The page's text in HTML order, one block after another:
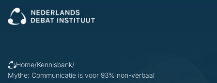
Open cursus
Incompany
Dagvoorzitters
Home/Kennisbank/
Mythe: Communicatie is voor 93% non-verbaal